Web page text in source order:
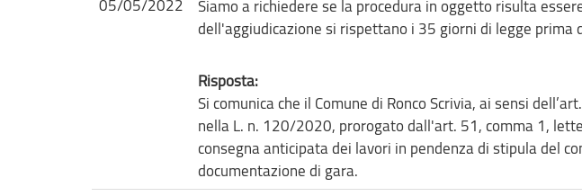
05/05/2022
Siamo a richiedere se la procedura in oggetto risulta
dell'aggiudicazione si rispettano i 35 giorni di legge prima
Risposta:
Si comunica che il Comune di Ronco Scrivia, ai sensi
nella L. n. 120/2020, prorogato dall'art. 51, comma 1,
consegna anticipata dei lavori in pendenza di stipula del
documentazione di gara.